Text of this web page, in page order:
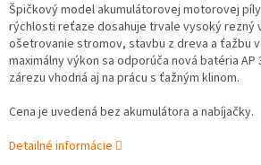
Špičkový model akumulátorovej motorovej
rýchlosti reťaze dosahuje trvale vysoký rezný
ošetrovanie stromov, stavbu z dreva a ťažbu
maximálny výkon sa odporúča nová batéria AP
zárezu vhodná aj na prácu s ťažným klinom.
Cena je uvedená bez akumulátora a nabíjačky.
Detailné informácie